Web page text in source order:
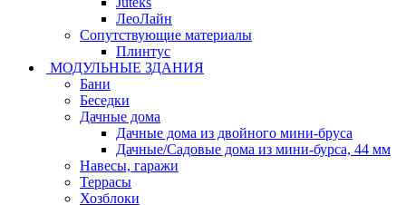
ЛеоЛайн
Сопутствующие материалы
Плинтус
МОДУЛЬНЫЕ ЗДАНИЯ
Бани
Беседки
Дачные дома
Дачные дома из двойного мини-бруса
Дачные/Садовые дома из мини-бурса, 44 мм
Навесы, гаражи
Террасы
Хозблоки